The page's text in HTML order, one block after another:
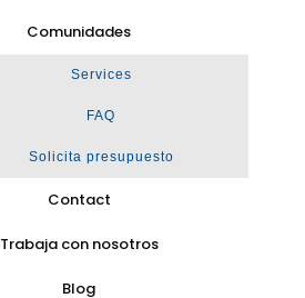
Comunidades
Services
FAQ
Solicita presupuesto
Contact
Trabaja con nosotros
Blog